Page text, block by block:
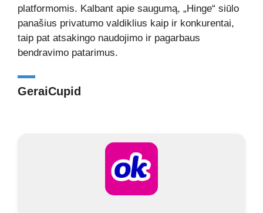
platformomis. Kalbant apie saugumą, „Hinge“ siūlo
panašius privatumo valdiklius kaip ir konkurentai,
taip pat atsakingo naudojimo ir pagarbaus
bendravimo patarimus.
GeraiCupid